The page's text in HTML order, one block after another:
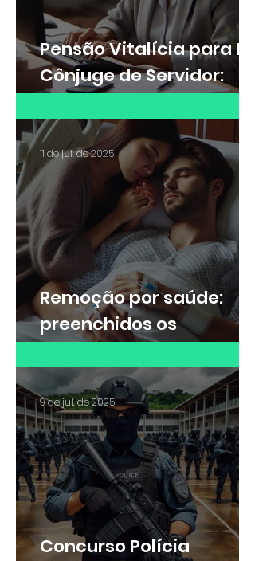
Pensão Vitalícia para Ex-
Cônjuge de Servidor:
Saiba quando é possível
receber
Remoção por saúde:
preenchidos os
requisitos da lei, não
cabe negativa da
Administração Pública
11 de jul. de 2025
Concurso Polícia
9 de jul. de 2025